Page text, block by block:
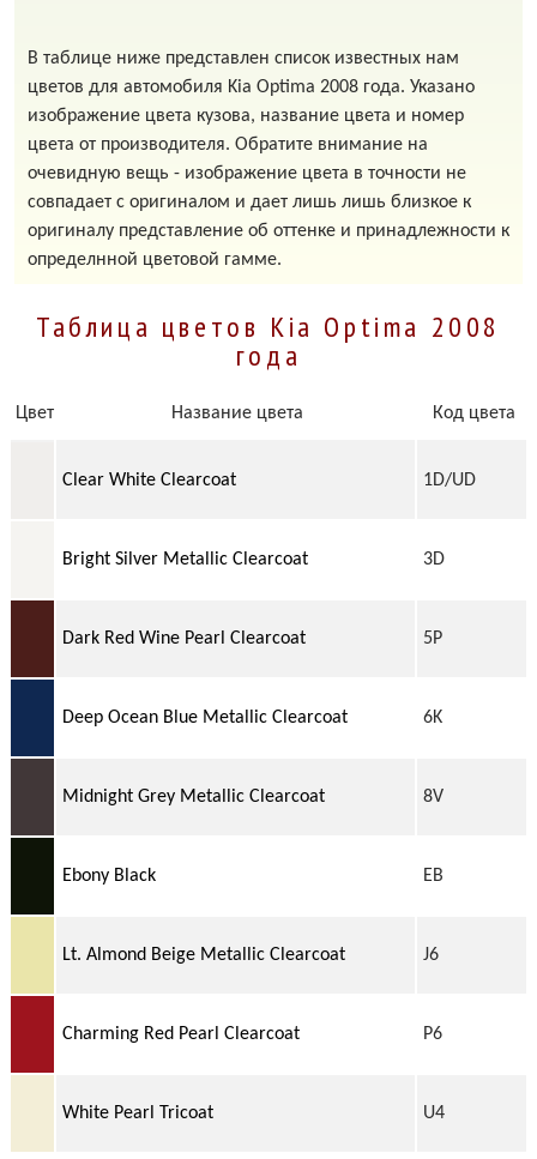
В таблице ниже представлен список известных нам
цветов для автомобиля Kia Optima 2008 года. Указано
изображение цвета кузова, название цвета и номер
цвета от производителя. Обратите внимание на
очевидную вещь - изображение цвета в точности не
совпадает с оригиналом и дает лишь лишь близкое к
оригиналу представление об оттенке и принадлежности к
определнной цветовой гамме.
Таблица цветов Kia Optima 2008
года
Цвет Название цвета Код цвета
Clear White Clearcoat 1D/UD
Bright Silver Metallic Clearcoat 3D
Dark Red Wine Pearl Clearcoat 5P
Deep Ocean Blue Metallic Clearcoat 6K
Midnight Grey Metallic Clearcoat 8V
Ebony Black EB
Lt. Almond Beige Metallic Clearcoat J6
Charming Red Pearl Clearcoat P6
White Pearl Tricoat U4